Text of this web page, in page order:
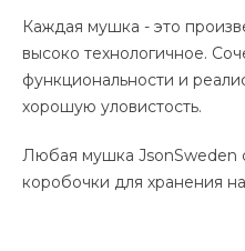
Каждая мушка - это
высоко технологичное.
функциональности и
хорошую уловистость.
Любая мушка JsonSweden
коробочки для хранения